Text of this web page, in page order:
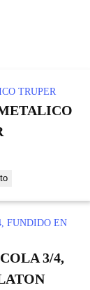
3/4,